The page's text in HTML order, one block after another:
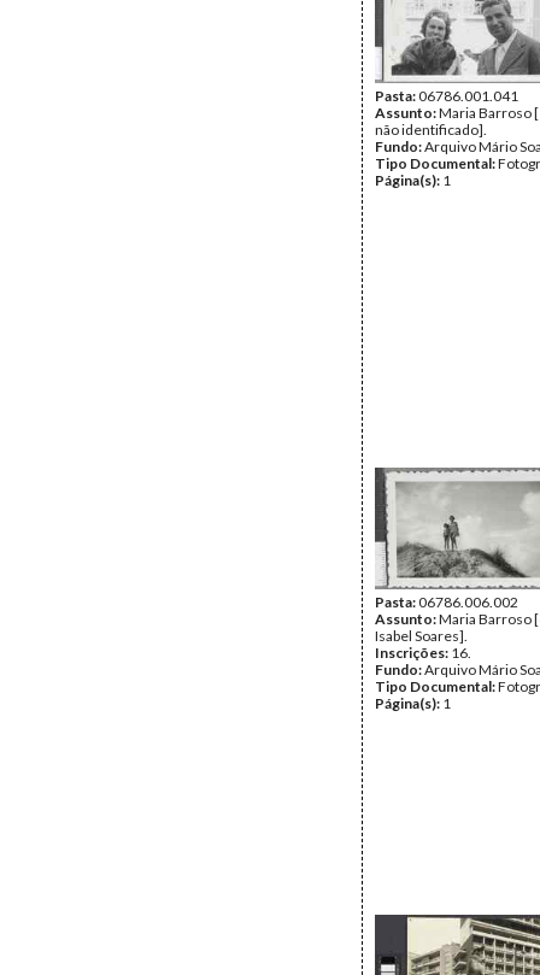
Pasta:06786.001.041
Assunto:Maria Barroso
não identificado].
Fundo:Arquivo Mário
Tipo Documental:
Página(s): 1
Pasta:06786.006.002
Assunto:Maria Barroso
Isabel Soares].
Inscrições: 16.
Fundo:Arquivo Mário
Tipo Documental:
Página(s): 1